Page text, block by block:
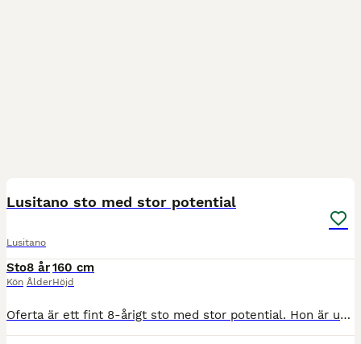
Lusitano sto med stor potential
Lusitano
Sto
Kön
8 år
Ålder
160 cm
Höjd
Oferta är ett fint 8-årigt sto med stor potential. Hon är utbildad i dressyr upp till LA och är mycket ambitiös, lättlärd och modig med bra energi. Utbildad i WE upp till LB och gör alla hinder avslappnat. Hon älskar att hoppa och hoppar bank och smalhinder utan att tveka. Goda grundgångarter där galoppen utmärker sig. Hon uppskattar en ryttare med god balans då hon är f